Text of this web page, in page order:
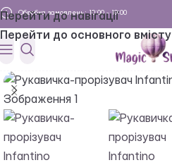
Перейти до навігації
Перейти до основного вмісту
Обробка замовлень: 10:00 - 19:00